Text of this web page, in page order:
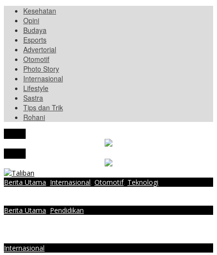
Kesehatan
Opini
Budaya
Esports
Advertorial
Otomotif
Photo Story
Internasional
Lifestyle
Sastra
Tips dan Trik
Rohani
Berita Utama, Internasional, Otomotif, Teknologi
Berita Utama, Pendidikan
Internasional